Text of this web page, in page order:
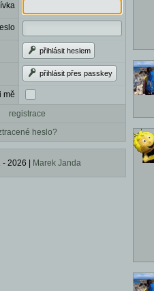
přihlásit heslem
přihlásit přes passkey
mě
registrace
heslo?
2026 | Marek Janda